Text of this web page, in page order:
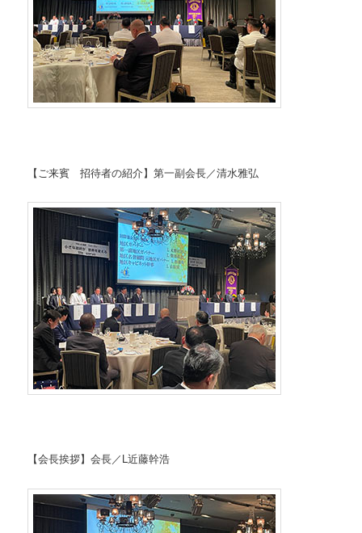
【ご来賓 招待者の紹介】第一副会長／清水雅弘
【会長挨拶】会長／L近藤幹浩